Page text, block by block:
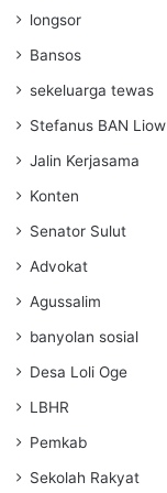
longsor
Bansos
sekeluarga tewas
Stefanus BAN Liow
Jalin Kerjasama
Konten
Senator Sulut
Advokat
Agussalim
banyolan sosial
Desa Loli Oge
LBHR
Pemkab
Sekolah Rakyat